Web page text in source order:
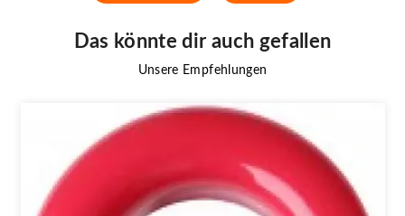
Das könnte dir auch gefallen
Unsere Empfehlungen